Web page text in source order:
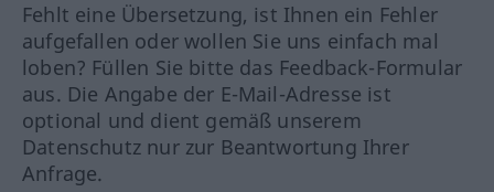
Fehlt eine Übersetzung, ist Ihnen ein Fehler
aufgefallen oder wollen Sie uns einfach mal
loben? Füllen Sie bitte das Feedback-Formular
aus. Die Angabe der E-Mail-Adresse ist
optional und dient gemäß unserem
Datenschutz nur zur Beantwortung Ihrer
Anfrage.